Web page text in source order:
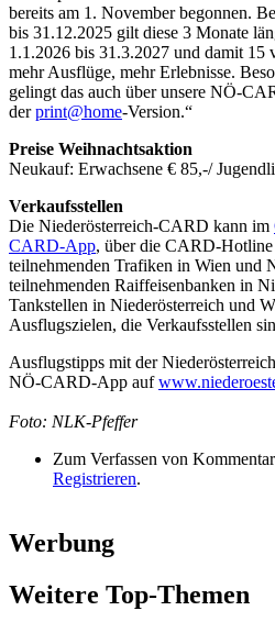
bereits am 1. November begonnen.
bis 31.12.2025 gilt diese 3 Monate
1.1.2026 bis 31.3.2027 und damit 15
mehr Ausflüge, mehr Erlebnisse.
gelingt das auch über unsere NÖ-
derprint@home-Version.“
Preise Weihnachtsaktion
Neukauf: Erwachsene € 85,-/
Verkaufsstellen
Die Niederösterreich-CARD kann im
CARD-App, über die CARD-
teilnehmenden Trafiken in Wien und
teilnehmenden Raiffeisenbanken in
Tankstellen in Niederösterreich und
Ausflugszielen, die Verkaufsstellen
Ausflugstipps mit der
NÖ-CARD-App auf
Foto: NLK-Pfeffer
Zum Verfassen von
Registrieren.
Werbung
Weitere Top-Themen